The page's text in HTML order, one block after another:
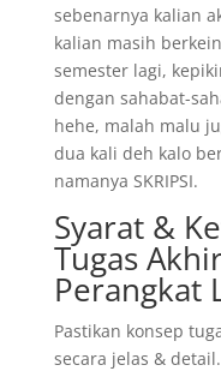
sebenarnya kalian
kalian masih
semester lagi,
dengan sahabat-
hehe, malah malu
dua kali deh kalo
namanya SKRIPSI.
Syarat &
Tugas
Perangkat
Pastikan konsep
secara jelas &